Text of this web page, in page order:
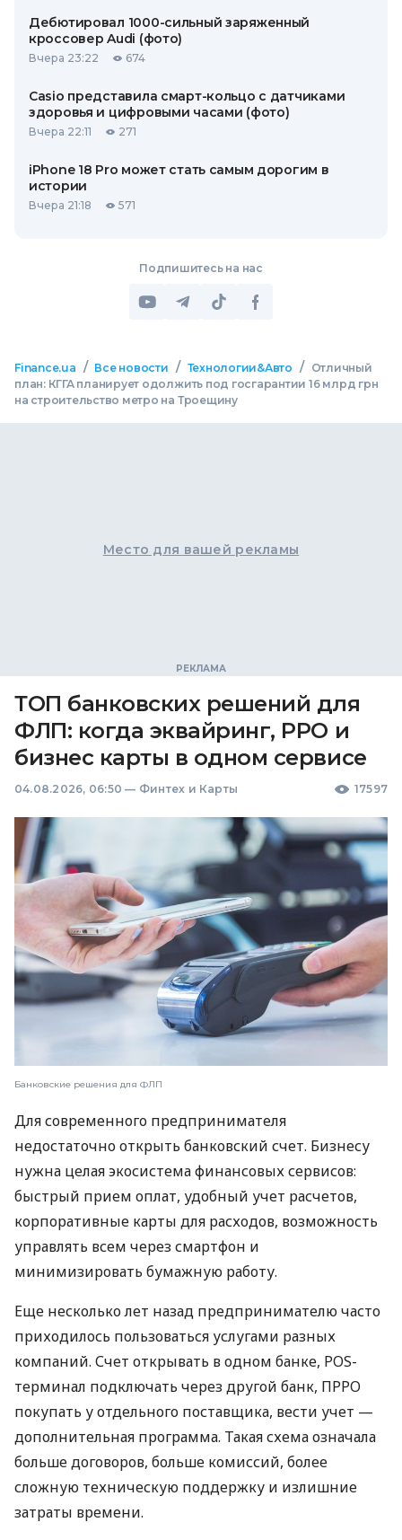
Дебютировал 1000-сильный заряженный
кроссовер Audi (фото)
Вчера 23:22 674
Casio представила смарт-кольцо с датчиками
здоровья и цифровыми часами (фото)
Вчера 22:11 271
iPhone 18 Pro может стать самым дорогим в
истории
Вчера 21:18 571
Подпишитесь на нас
Finance.ua / Все новости / Технологии&Авто /
Отличный
план: КГГА планирует одолжить под госгарантии 16 млрд грн
на строительство метро на Троещину
Место для вашей рекламы
ТОП банковских решений для
ФЛП: когда эквайринг, РРО и
бизнес карты в одном сервисе
04.08.2026, 06:50 — Финтех и Карты 17597
Банковские решения для ФЛП
Для современного предпринимателя
недостаточно открыть банковский счет. Бизнесу
нужна целая экосистема финансовых сервисов:
быстрый прием оплат, удобный учет расчетов,
корпоративные карты для расходов, возможность
управлять всем через смартфон и
минимизировать бумажную работу.
Еще несколько лет назад предпринимателю часто
приходилось пользоваться услугами разных
компаний. Счет открывать в одном банке, POS-
терминал подключать через другой банк, ПРРО
покупать у отдельного поставщика, вести учет —
дополнительная программа. Такая схема означала
больше договоров, больше комиссий, более
сложную техническую поддержку и излишние
затраты времени.